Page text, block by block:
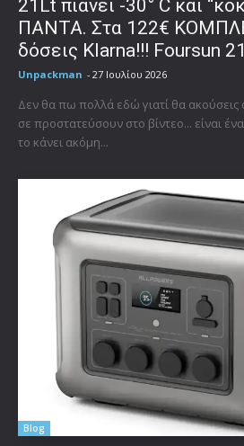
21Lt πιάνει -30° C και
ΠΑΝΤΑ. Στα 122€
δόσεις Klarna!!! Foursun
Unpackman - 27 Ιουλίου 2026
Δεν θα πω πολλά εδώ γιατί θα
σε προστατεύσουν στο βίντεο... είναι
το κάνει ακόμη...
Blog